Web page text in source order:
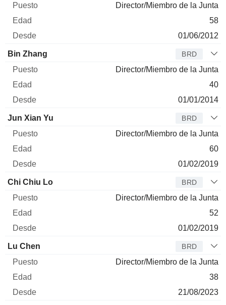
Director/Miembro de la Junta
58
01/06/2012
Bin Zhang BRD
Director/Miembro de la Junta
40
01/01/2014
Jun Xian Yu BRD
Director/Miembro de la Junta
60
01/02/2019
Chi Chiu Lo BRD
Director/Miembro de la Junta
52
01/02/2019
Lu Chen BRD
Director/Miembro de la Junta
38
21/08/2023